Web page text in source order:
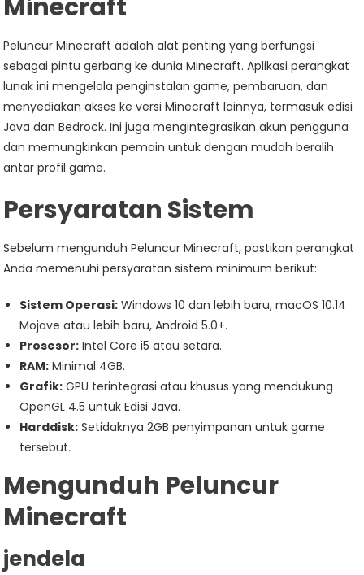
Minecraft
Peluncur Minecraft adalah alat penting yang berfungsi
sebagai pintu gerbang ke dunia Minecraft. Aplikasi perangkat
lunak ini mengelola penginstalan game, pembaruan, dan
menyediakan akses ke versi Minecraft lainnya, termasuk edisi
Java dan Bedrock. Ini juga mengintegrasikan akun pengguna
dan memungkinkan pemain untuk dengan mudah beralih
antar profil game.
Persyaratan Sistem
Sebelum mengunduh Peluncur Minecraft, pastikan perangkat
Anda memenuhi persyaratan sistem minimum berikut:
Sistem Operasi: Windows 10 dan lebih baru, macOS 10.14
Mojave atau lebih baru, Android 5.0+.
Prosesor: Intel Core i5 atau setara.
RAM: Minimal 4GB.
Grafik: GPU terintegrasi atau khusus yang mendukung
OpenGL 4.5 untuk Edisi Java.
Harddisk: Setidaknya 2GB penyimpanan untuk game
tersebut.
Mengunduh Peluncur
Minecraft
jendela